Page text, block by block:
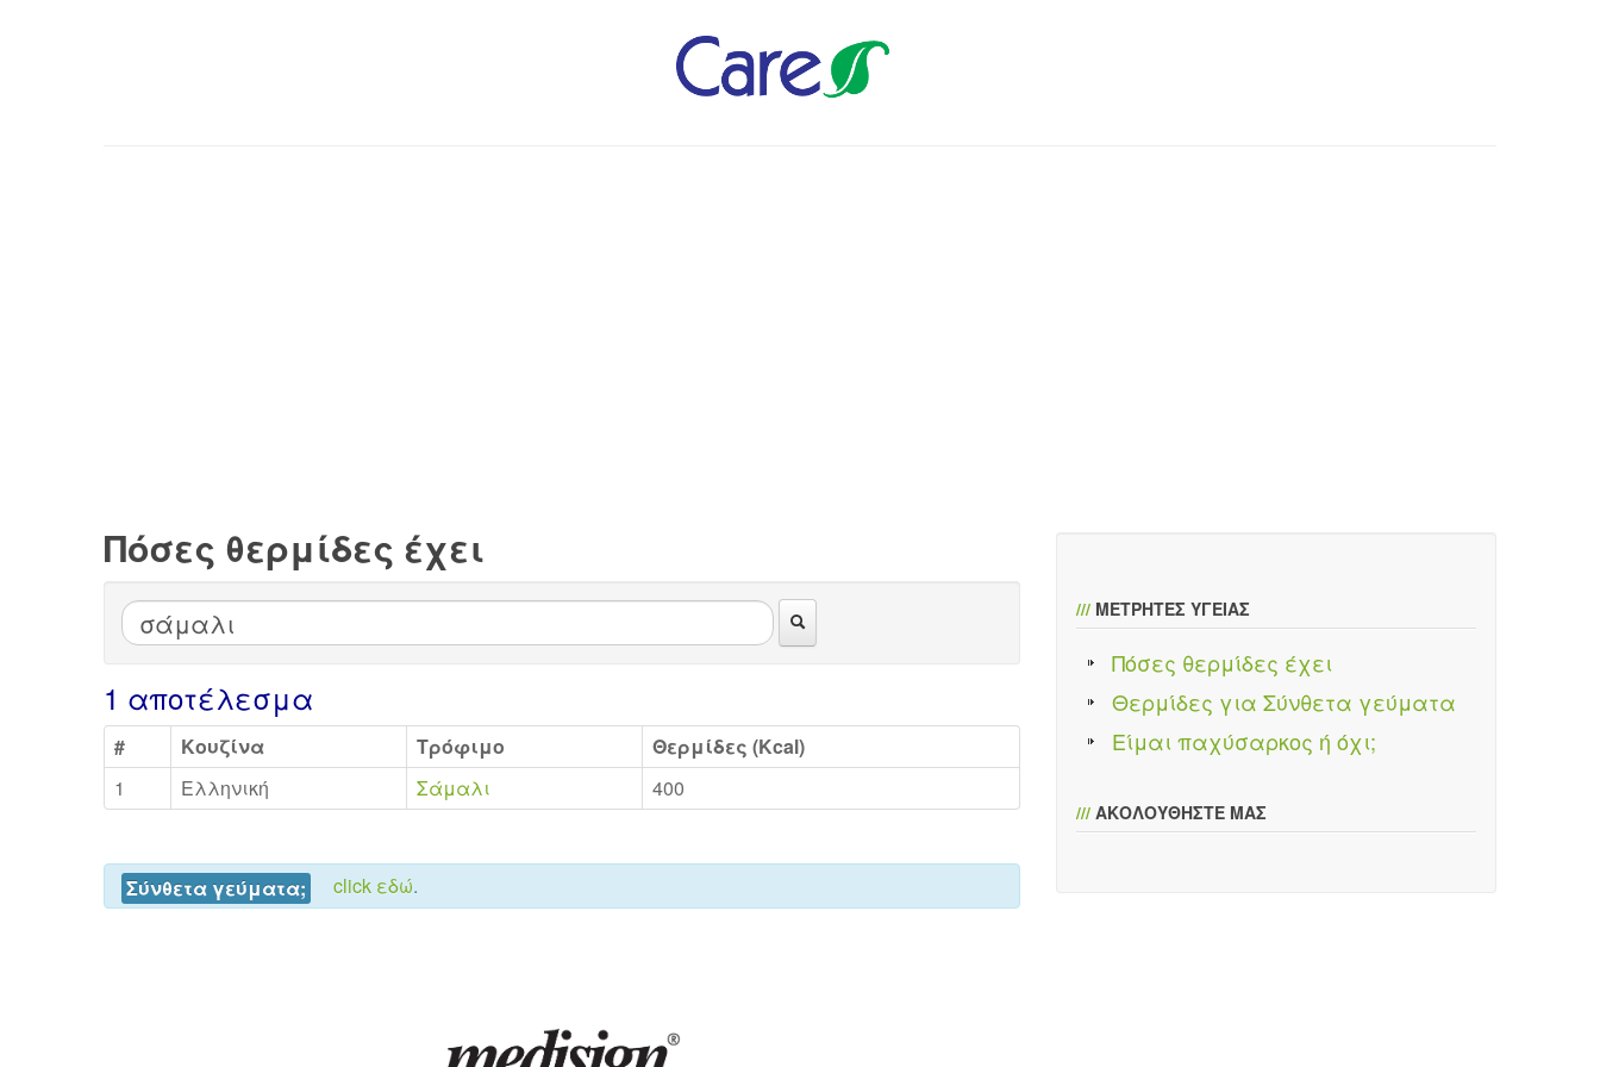
Πόσες θερμίδες έχει
1 αποτέλεσμα
# Κουζίνα Τρόφιμο
Θερμίδες (Kcal)
1
Ελληνική Σάμαλι 400
Σύνθετα γεύματα; click εδώ.
/// ΜΕΤΡΗΤΕΣ ΥΓΕΙΑΣ
Πόσες θερμίδες έχει
Θερμίδες για Σύνθετα γεύματα
Είμαι παχύσαρκος ή όχι;
/// ΑΚΟΛΟΥΘΗΣΤΕ ΜΑΣ